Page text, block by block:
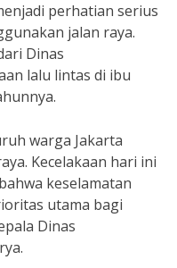
perhatian serius
jalan raya.
Dinas
lalu lintas di ibu
warga Jakarta
Kecelakaan hari ini
keselamatan
utama bagi
Dinas